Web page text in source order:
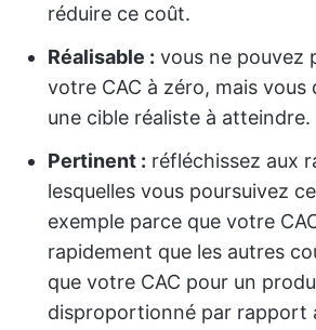
réduire ce coût.
Réalisable : vous ne pouvez
votre CAC à zéro, mais vous
une cible réaliste à atteindre.
Pertinent : réfléchissez aux
lesquelles vous poursuivez
exemple parce que votre
rapidement que les autres
que votre CAC pour un
disproportionné par rapport